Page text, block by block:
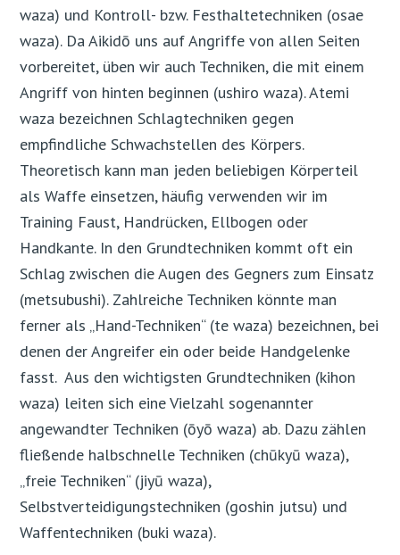
waza) und Kontroll- bzw. Festhaltetechniken (osae
waza). Da Aikidō uns auf Angriffe von allen Seiten
vorbereitet, üben wir auch Techniken, die mit einem
Angriff von hinten beginnen (ushiro waza). Atemi
waza bezeichnen Schlagtechniken gegen
empfindliche Schwachstellen des Körpers.
Theoretisch kann man jeden beliebigen Körperteil
als Waffe einsetzen, häufig verwenden wir im
Training Faust, Handrücken, Ellbogen oder
Handkante. In den Grundtechniken kommt oft ein
Schlag zwischen die Augen des Gegners zum Einsatz
(metsubushi). Zahlreiche Techniken könnte man
ferner als „Hand-Techniken“ (te waza) bezeichnen, bei
denen der Angreifer ein oder beide Handgelenke
fasst. Aus den wichtigsten Grundtechniken (kihon
waza) leiten sich eine Vielzahl sogenannter
angewandter Techniken (ōyō waza) ab. Dazu zählen
fließende halbschnelle Techniken (chūkyū waza),
„freie Techniken“ (jiyū waza),
Selbstverteidigungstechniken (goshin jutsu) und
Waffentechniken (buki waza).